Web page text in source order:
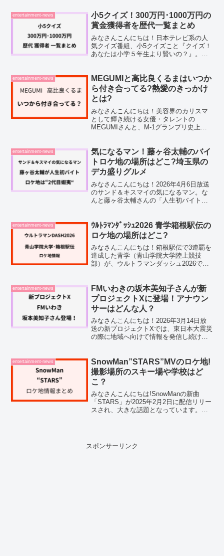
entertainment-news
小5クイズ！300万円･1000万円の
賞金獲得者を歴代一覧まとめ
みなさんこんにちは！日本テレビ系の人
気クイズ番組、小5クイズこと『クイズ！
あなたは小学５年生より賢いの？』。小
金が手に入るという見ていてハラハラす
るクイズショーです。「...
entertainment-news
MEGUMIと高比良くるまはいつか
ら付き合ってる?熱愛のきっかけ
とは?
みなさんこんにちは！美容界のカリスマ
として輝き続ける女優・タレントの
MEGUMIさんと、M-1グランプリ史上初
ぎる2人の熱愛が報じられ、SNSを中心に
大きな話題を...
entertainment-news
気になるマン！藤ヶ谷太輔のバイ
トロケ地の場所はどこ?埼玉県の
デカ盛りグルメ
みなさんこんにちは！2026年4月6日放送
のサンド＆キスマイの気になるマン。な
んと藤ヶ谷太輔さんの「人生初バイト」
ケ地はどこ？」「どんなお店なの？」と
気になっている方も...
entertainment-news
ｳﾙﾄﾗﾏﾝﾀﾞｯｼｭ2026 青学箱根駅伝の
ロケ地の場所はどこ?
みなさんこんにちは！箱根駅伝で3連覇を
達成した青学（青山学院大学陸上競技
部）が、ウルトラマンダッシュ2026で新
ダッシュ2026では、箱根駅伝をテーマに
した企画が放送さ...
entertainment-news
FMいわきの坂本美知子さんが新
プロジェクトXに登場！アナウン
サーはどんな人？
みなさんこんにちは！2026年3月14日放
送の新プロジェクトXでは、東日本大震災
の際に地域へ向けて情報を発信し続けた
知子さんです。坂本美知子さんはFMいわ
きの開局当初...
entertainment-news
SnowMan”STARS”MVのロケ地!
撮影場所のスキー場や学校はど
こ？
みなさんこんにちは!SnowManの新曲
「STARS」が2025年2月2日に配信リリー
スされ、大きな話題となっています。
曲...
スポンサーリンク